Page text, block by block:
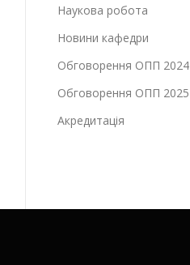
Наукова робота
Новини кафедри
Обговорення ОПП 2024
Обговорення ОПП 2025
Акредитація